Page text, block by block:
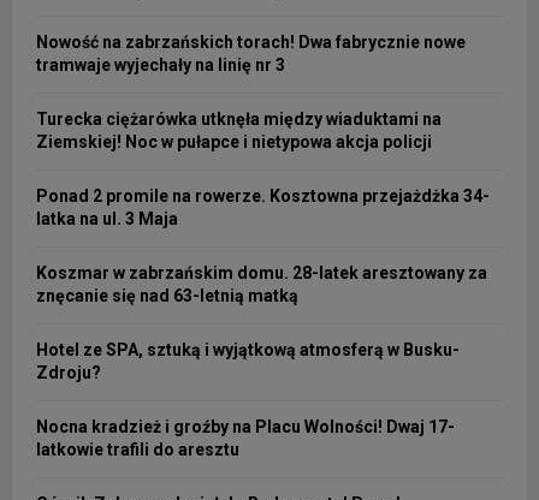
Nowość na zabrzańskich torach! Dwa fabrycznie nowe
tramwaje wyjechały na linię nr 3
Turecka ciężarówka utknęła między wiaduktami na
Ziemskiej! Noc w pułapce i nietypowa akcja policji
Ponad 2 promile na rowerze. Kosztowna przejażdżka 34-
latka na ul. 3 Maja
Koszmar w zabrzańskim domu. 28-latek aresztowany za
znęcanie się nad 63-letnią matką
Hotel ze SPA, sztuką i wyjątkową atmosferą w Busku-
Zdroju?
Nocna kradzież i groźby na Placu Wolności! Dwaj 17-
latkowie trafili do aresztu